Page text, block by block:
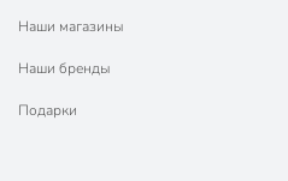
Наши магазины
Наши бренды
Подарки